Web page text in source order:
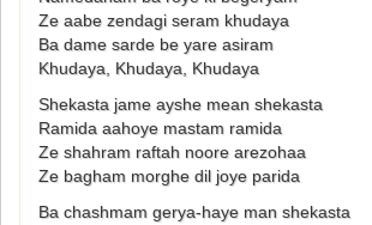
Ze aabe zendagi seram khudaya
Ba dame sarde be yare asiram
Khudaya, Khudaya, Khudaya
Shekasta jame ayshe mean shekasta
Ramida aahoye mastam ramida
Ze shahram raftah noore arezohaa
Ze bagham morghe dil joye parida
Ba chashmam gerya-haye man shekasta